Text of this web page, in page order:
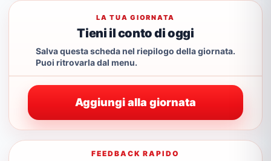
LA TUA GIORNATA
Tieni il conto di oggi
Salva questa scheda nel riepilogo della giornata.
Puoi ritrovarla dal menu.
Aggiungi alla giornata
FEEDBACK RAPIDO